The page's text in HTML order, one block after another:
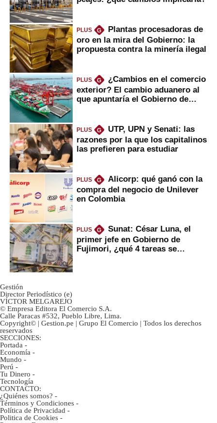
PLUS G
Plantas procesadoras de
oro en la mira del Gobierno: la
propuesta contra la minería ilegal
PLUS G
¿Cambios en el comercio
exterior? El cambio aduanero al
que apuntaría el Gobierno de
PLUS G
UTP, UPN y Senati: las
razones por la que los capitalinos
las prefieren para estudiar
PLUS G
Alicorp: qué ganó con la
compra del negocio de Unilever
en Colombia
PLUS G
Sunat: César Luna, el
primer jefe en Gobierno de
Fujimori, ¿qué 4 tareas se
Gestión
Director Periodístico (e)
VÍCTOR MELGAREJO
© Empresa Editora El Comercio S.A.
Calle Paracas #532, Pueblo Libre, Lima.
Copyright© | Gestion.pe | Grupo El Comercio | Todos los derechos
reservados
SECCIONES:
Portada -
Economía -
Mundo -
Perú -
Tu Dinero -
Tecnología
CONTACTO:
¿Quiénes somos? -
Términos y Condiciones -
Política de Privacidad -
Politica de Cookies -